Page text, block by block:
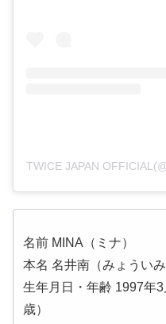
名前 MINA（ミナ）
本名 名井南（みょういみ
生年月日・年齢 1997年
歳）